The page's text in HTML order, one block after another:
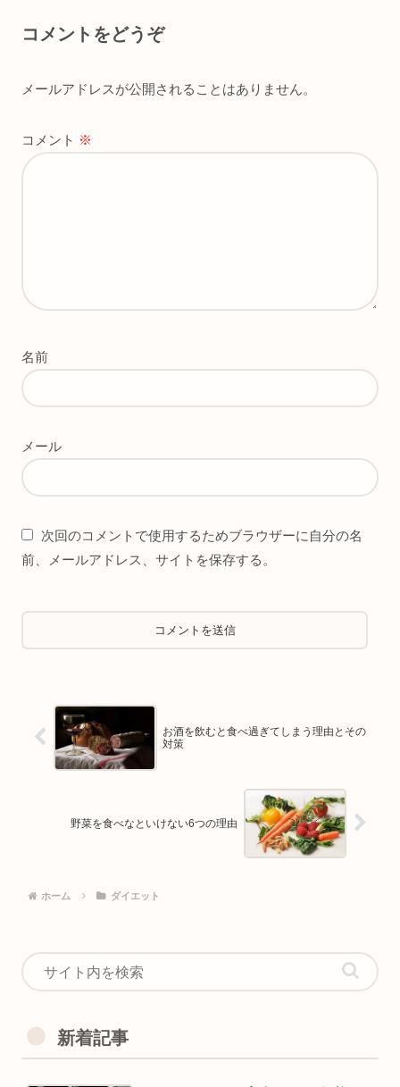
コメントをどうぞ
メールアドレスが公開されることはありません。
コメント ※
名前
メール
次回のコメントで使用するためブラウザーに自分の名
前、メールアドレス、サイトを保存する。
お酒を飲むと食べ過ぎてしまう理由とその
対策
野菜を食べなといけない6つの理由
ホーム ダイエット
新着記事